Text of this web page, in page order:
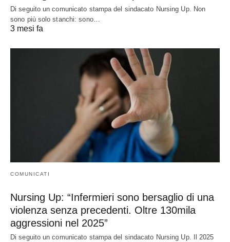
Di seguito un comunicato stampa del sindacato Nursing Up. Non
sono più solo stanchi: sono…
3 mesi fa
COMUNICATI
Nursing Up: “Infermieri sono bersaglio di una
violenza senza precedenti. Oltre 130mila
aggressioni nel 2025”
Di seguito un comunicato stampa del sindacato Nursing Up. Il 2025